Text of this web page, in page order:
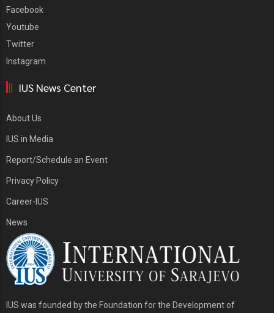
Facebook
Youtube
Twitter
Instagram
IUS News Center
About Us
IUS in Media
Report/Schedule an Event
Privacy Policy
Career-IUS
News
IUS was founded by the Foundation for the Development of